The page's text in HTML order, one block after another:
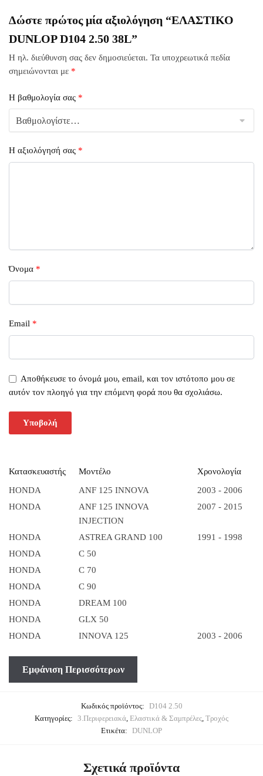
Δώστε πρώτος μία αξιολόγηση “ΕΛΑΣΤΙΚΟ
DUNLOP D104 2.50 38L”
Η ηλ. διεύθυνση σας δεν δημοσιεύεται. Τα υποχρεωτικά πεδία
σημειώνονται με *
Η βαθμολογία σας *
Η αξιολόγησή σας *
Όνομα *
Email *
Αποθήκευσε το όνομά μου, email, και τον ιστότοπο μου σε
αυτόν τον πλοηγό για την επόμενη φορά που θα σχολιάσω.
Κατασκευαστής Μοντέλο
Χρονολογία
HONDA
ANF 125 INNOVA
2003 - 2006
HONDA
ANF 125 INNOVA
INJECTION
2007 - 2015
HONDA ASTREA GRAND 100
1991 - 1998
HONDA
C 50
HONDA
C 70
HONDA
C 90
HONDA
DREAM 100
HONDA
GLX 50
HONDA
INNOVA 125 2003 - 2006
Κωδικός προϊόντος: D104 2.50
Κατηγορίες: 3.Περιφερειακά, Ελαστικά & Σαμπρέλες, Τροχός
Ετικέτα: DUNLOP
Σχετικά προϊόντα